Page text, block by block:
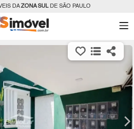
DAZONA SULDE SÃO PAULO